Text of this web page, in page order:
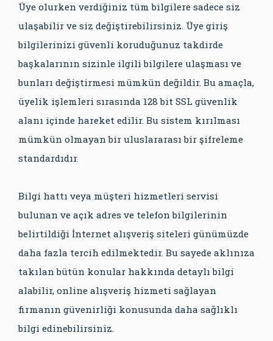
Üye olurken verdiğiniz tüm bilgilere sadece siz
ulaşabilir ve siz değiştirebilirsiniz. Üye giriş
bilgilerinizi güvenli koruduğunuz takdirde
başkalarının sizinle ilgili bilgilere ulaşması ve
bunları değiştirmesi mümkün değildir. Bu amaçla,
üyelik işlemleri sırasında 128 bit SSL güvenlik
alanı içinde hareket edilir. Bu sistem kırılması
mümkün olmayan bir uluslararası bir şifreleme
standardıdır.
Bilgi hattı veya müşteri hizmetleri servisi
bulunan ve açık adres ve telefon bilgilerinin
belirtildiği İnternet alışveriş siteleri günümüzde
daha fazla tercih edilmektedir. Bu sayede aklınıza
takılan bütün konular hakkında detaylı bilgi
alabilir, online alışveriş hizmeti sağlayan
firmanın güvenirliği konusunda daha sağlıklı
bilgi edinebilirsiniz.